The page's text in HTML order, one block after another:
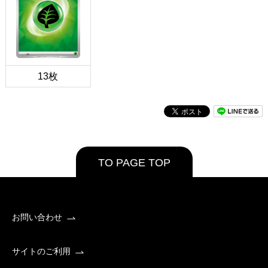
13枚
TO PAGE TOP
お問い合わせ
サイトのご利用